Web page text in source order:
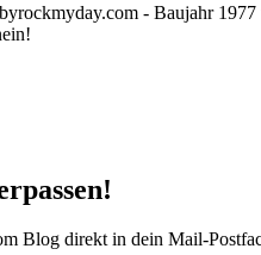
- Baujahr
Blog direkt in dein Mail-